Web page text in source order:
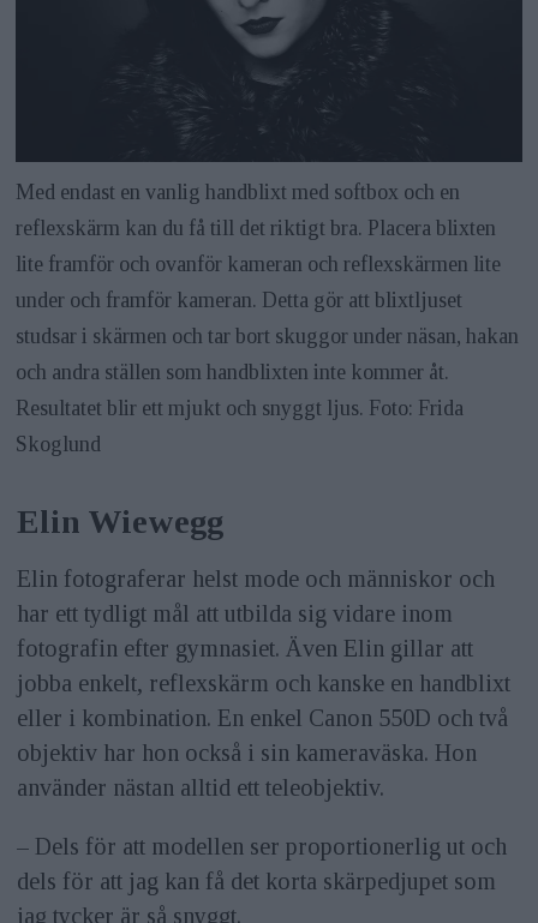
Med endast en vanlig handblixt med softbox och en
reflexskärm kan du få till det riktigt bra. Placera blixten
lite framför och ovanför kameran och reflexskärmen lite
under och framför kameran. Detta gör att blixtljuset
studsar i skärmen och tar bort skuggor under näsan, hakan
och andra ställen som handblixten inte kommer åt.
Resultatet blir ett mjukt och snyggt ljus. Foto: Frida
Skoglund
Elin Wiewegg
Elin fotograferar helst mode och människor och
har ett tydligt mål att utbilda sig vidare inom
fotografin efter gymnasiet. Även Elin gillar att
jobba enkelt, reflexskärm och kanske en handblixt
eller i kombination. En enkel Canon 550D och två
objektiv har hon också i sin kameraväska. Hon
använder nästan alltid ett teleobjektiv.
– Dels för att modellen ser proportionerlig ut och
dels för att jag kan få det korta skärpedjupet som
jag tycker är så snyggt.